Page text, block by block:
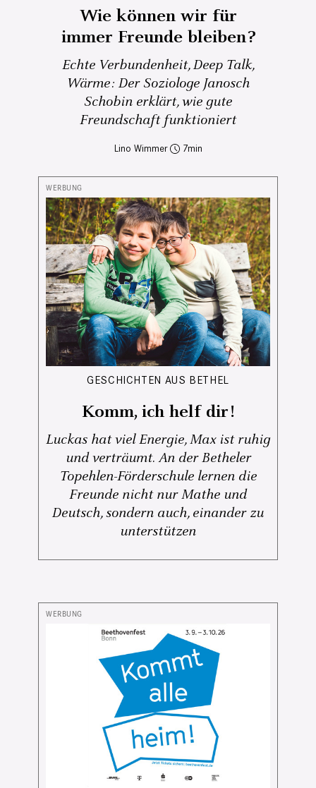
Wie können wir für
immer Freunde bleiben?
Echte Verbundenheit, Deep Talk,
Wärme: Der Soziologe Janosch
Schobin erklärt, wie gute
Freundschaft funktioniert
Lino Wimmer 7
GESCHICHTEN AUS BETHEL
Komm, ich helf dir!
Luckas hat viel Energie, Max ist ruhig
und verträumt. An der Betheler
Topehlen-Förderschule lernen die
Freunde nicht nur Mathe und
Deutsch, sondern auch, einander zu
unterstützen